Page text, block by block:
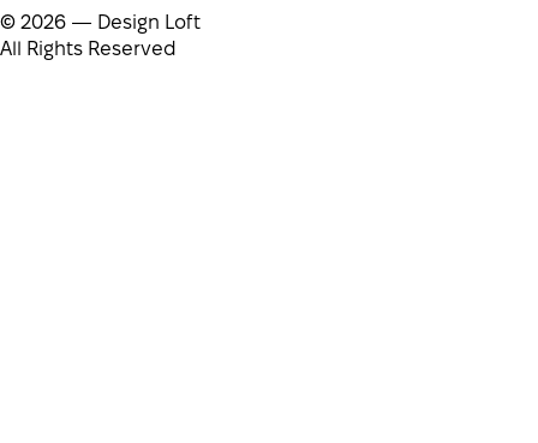
© 2026 — Design Loft
All Rights Reserved